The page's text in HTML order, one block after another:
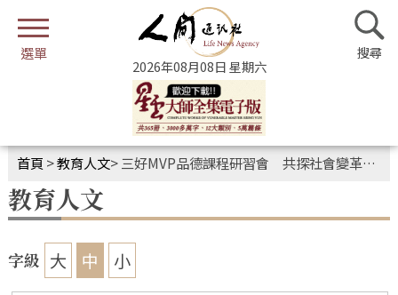
2026年08月08日 星期六
首頁 >教育人文> 三好MVP品德課程研習會 共探社會變革應對策略
教育人文
字級 大 中 小